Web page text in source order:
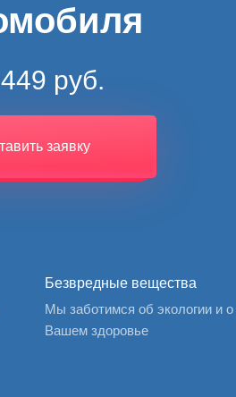
руб.
заявку
Безвредные вещества
Мы заботимся об экологии и о
Вашем здоровье